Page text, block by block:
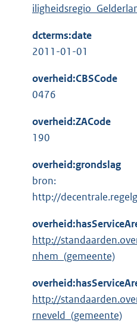
dcterms:date
2011-01-01
overheid:CBSCode
0476
overheid:ZACode
190
overheid:grondslag
bron:
http://
http://
nhem_(gemeente)
http://
rneveld_(gemeente)